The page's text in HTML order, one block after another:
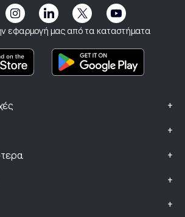
εφαρμογή μας από τα καταστήματα
+
+
+
+
+
Πληροφόρησης
(Πελάτες FCA)